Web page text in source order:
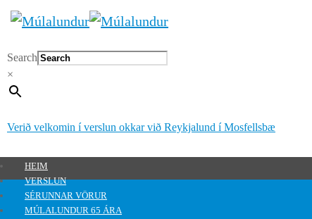
Search
×
Verið velkomin í verslun okkar við Reykjalund í Mosfellsbæ
HEIM
VERSLUN
SÉRUNNAR VÖRUR
MÚLALUNDUR 65 ÁRA